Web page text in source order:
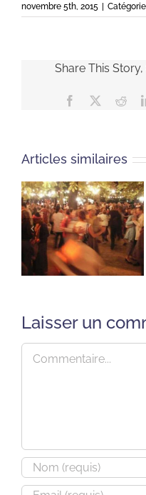
novembre 5th, 2015
Share This
Facebook
Articles similaires
Laisser un
Commentaire